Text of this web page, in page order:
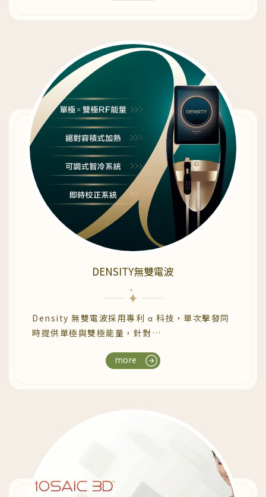
DENSITY無雙電波
Density 無雙電波採用專利 α 科技，單次擊發同
時提供單極與雙極能量，針對
膠原蛋白重組新生，使肌膚恢
more